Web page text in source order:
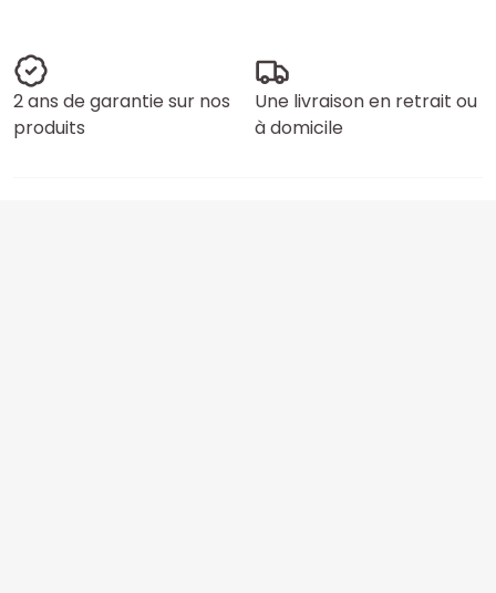
2 ans de garantie sur nos
produits
Une livraison en retrait ou
à domicile